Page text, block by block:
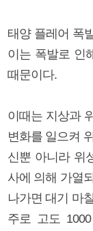
태양 플레어 폭
이는 폭발로 인
때문이다.
이때는 지상과
변화를 일으켜
신뿐 아니라 위
사에 의해 가열
나가면 대기 마
주로 고도